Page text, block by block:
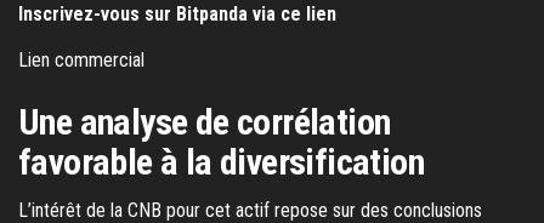
Inscrivez-vous sur Bitpanda via ce lien
Lien commercial
Une analyse de corrélation
favorable à la diversification
L’intérêt de la CNB pour cet actif repose sur des conclusions